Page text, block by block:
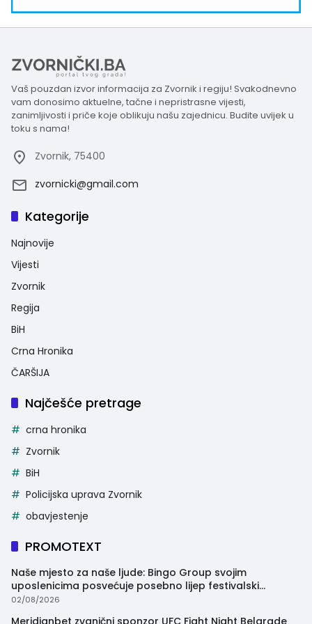
Vaš pouzdan izvor informacija za Zvornik i regiju! Svakodnevno
vam donosimo aktuelne, tačne i nepristrasne vijesti,
zanimljivosti i priče koje oblikuju našu zajednicu. Budite uvijek u
toku s nama!
Zvornik, 75400
zvornicki@gmail.com
Kategorije
Najnovije
Vijesti
Zvornik
Regija
BiH
Crna Hronika
ČARŠIJA
Najčešće pretrage
crna hronika
Zvornik
BiH
Policijska uprava Zvornik
obavjestenje
PROMOTEXT
Naše mjesto za naše ljude: Bingo Group svojim
uposlenicima posvećuje posebno lijep festivalski
trenutak
02/08/2026